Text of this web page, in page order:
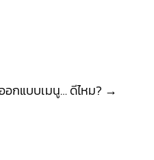
อกแบบเมนู… ดีไหม? →